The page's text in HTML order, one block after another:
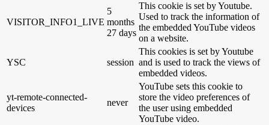
VISITOR_INFO1_LIVE
5
months
27 days
This cookie is set by Youtube.
Used to track the information of
the embedded YouTube videos
on a website.
YSC session
This cookies is set by Youtube
and is used to track the views of
embedded videos.
yt-remote-connected-
devices
never
YouTube sets this cookie to
store the video preferences of
the user using embedded
YouTube video.